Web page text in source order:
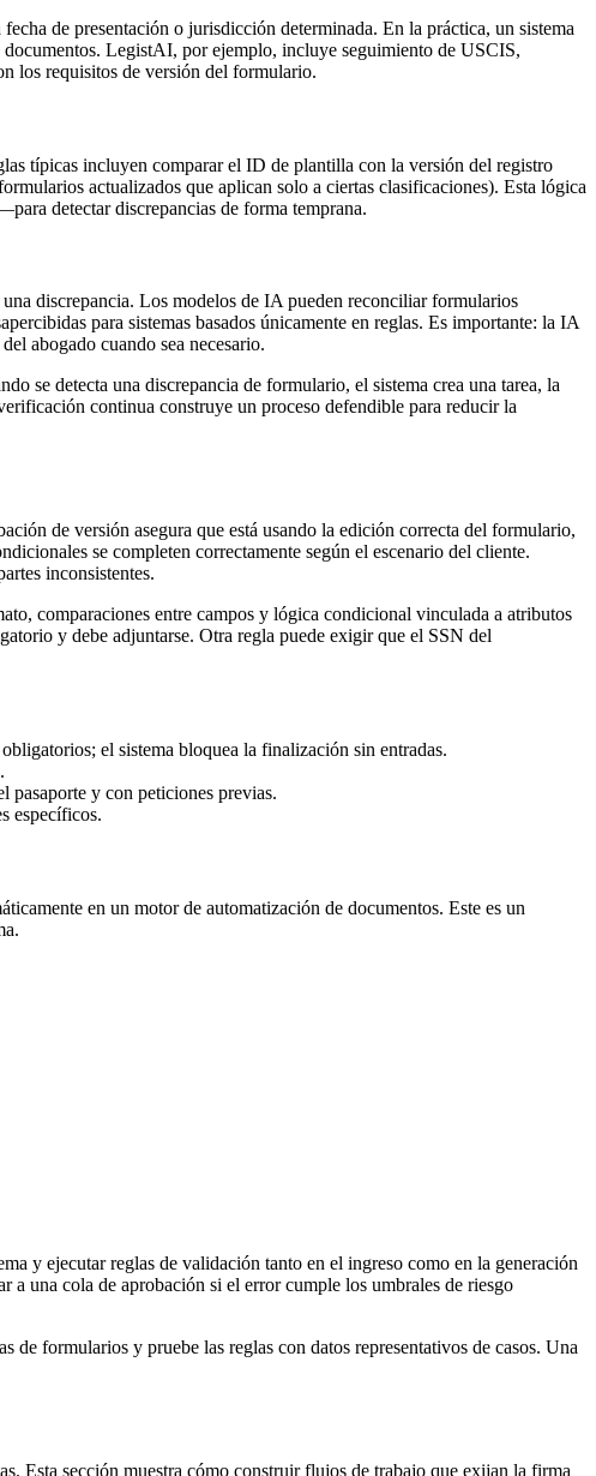
de presentación o jurisdicción determinada. En la práctica, un sistema
LegistAI, por ejemplo, incluye seguimiento de USCIS,
los requisitos de versión del formulario.
típicas incluyen comparar el ID de plantilla con la versión del registro
actualizados que aplican solo a ciertas clasificaciones). Esta lógica
detectar discrepancias de forma temprana.
discrepancia. Los modelos de IA pueden reconciliar formularios
para sistemas basados únicamente en reglas. Es importante: la IA
abogado cuando sea necesario.
se detecta una discrepancia de formulario, el sistema crea una tarea, la
continua construye un proceso defendible para reducir la
de versión asegura que está usando la edición correcta del formulario,
se completen correctamente según el escenario del cliente.
inconsistentes.
comparaciones entre campos y lógica condicional vinculada a atributos
y debe adjuntarse. Otra regla puede exigir que el SSN del
el sistema bloquea la finalización sin entradas.
pasaporte y con peticiones previas.
específicos.
en un motor de automatización de documentos. Este es un
y ejecutar reglas de validación tanto en el ingreso como en la generación
a una cola de aprobación si el error cumple los umbrales de riesgo
formularios y pruebe las reglas con datos representativos de casos. Una
Esta sección muestra cómo construir flujos de trabajo que exijan la firma